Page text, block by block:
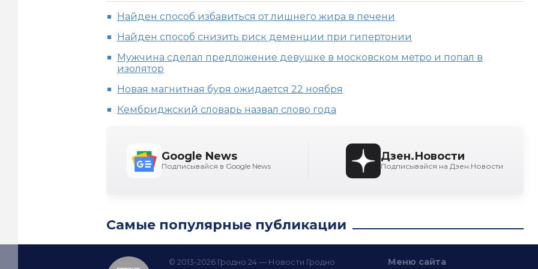
Найден способ избавиться от лишнего жира в печени
Найден способ снизить риск деменции при гипертонии
Мужчина сделал предложение девушке в московском метро и попал в
изолятор
Новая магнитная буря ожидается 22 ноября
Кембриджский словарь назвал слово года
Google News
Подписывайся в Google News
Дзен.Новости
Подписывайся на Дзен.Новости
Самые популярные публикации
© 2013-2026 Гродно 24 — Новости Гродно
Меню сайта